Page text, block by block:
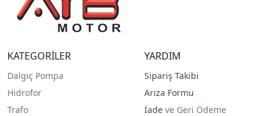
KATEGORİLER
Dalgıç Pompa
Hidrofor
Trafo
YARDIM
Sipariş Takibi
Arıza Formu
İade ve Geri Ödeme